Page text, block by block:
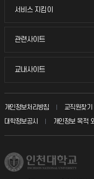
교무회의방송
입학안내
취업정보(학생)
서비스 지킴이
서비스 지킴이
묻고 답하기
칭찬마당
학생서비스 지킴이
관련사이트
관련사이트
국방헬프콜
총동문회
교내사이트
교내사이트
교수회
교육혁신본부
국제지원과
개인정보처리방침 교직원찾기
대학정보공시
개인정보 목적